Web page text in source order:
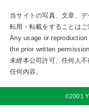
当サイトの写真、文章、
転用・転載をすることはご
Any usage or
the prior written
未經本公司許可、任何人
任何内容。
©2001